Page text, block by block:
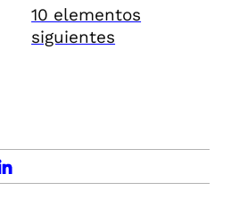
10 elementos
siguientes